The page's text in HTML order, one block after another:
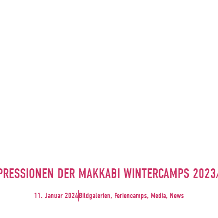
DER MAKKABI WINTERCAMPS
11. Januar 2024Bildgalerien, Feriencamps, Media, News